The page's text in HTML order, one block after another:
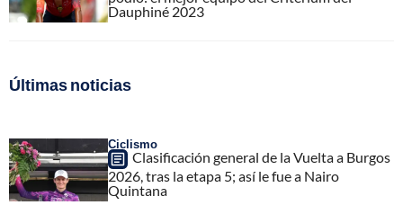
Dauphiné 2023
Últimas noticias
Ciclismo
Clasificación general de la Vuelta a Burgos
2026, tras la etapa 5; así le fue a Nairo
Quintana